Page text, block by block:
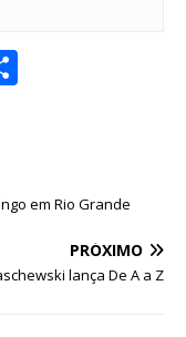
em Rio Grande
PRÓXIMO
lança De A a Z